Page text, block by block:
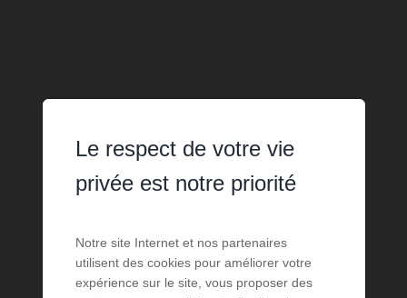
VENTE
Maison Poitiers
Le respect de votre vie
privée est notre priorité
Notre site Internet et nos partenaires
utilisent des cookies pour améliorer votre
expérience sur le site, vous proposer des